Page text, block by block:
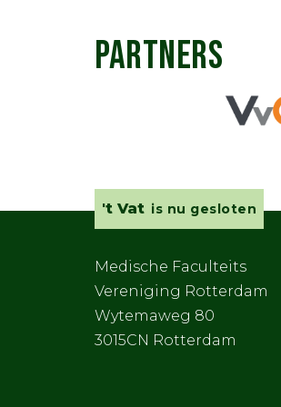
PARTNERS
't Vat is nu gesloten
Medische Faculteits
Vereniging Rotterdam
Wytemaweg 80
3015CN Rotterdam